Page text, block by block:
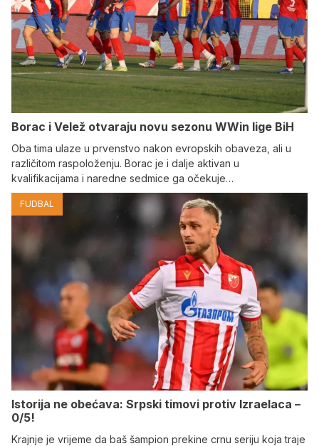
Borac i Velež otvaraju novu sezonu WWin lige BiH
Oba tima ulaze u prvenstvo nakon evropskih obaveza, ali u
različitom raspoloženju. Borac je i dalje aktivan u
kvalifikacijama i naredne sedmice ga očekuje…
FUDBAL
Istorija ne obećava: Srpski timovi protiv Izraelaca –
0/5!
Krajnje je vrijeme da baš šampion prekine crnu seriju koja traje